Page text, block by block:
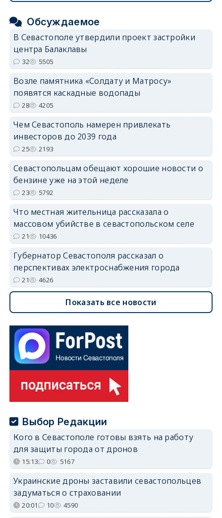
Обсуждаемое
В Севастополе утвердили проект застройки
центра Балаклавы
32 5505
Возле памятника «Солдату и Матросу»
появятся каскадные водопады
28 4205
Чем Севастополь намерен привлекать
инвесторов до 2039 года
25 2193
Севастопольцам обещают хорошие новости о
бензине уже на этой неделе
23 5792
Что местная жительница рассказала о
массовом убийстве в севастопольском селе
21 10436
Губернатор Севастополя рассказал о
перспективах электроснабжения города
21 4626
Показать все новости
Выбор Редакции
Кого в Севастополе готовы взять на работу
для защиты города от дронов
15:13 0 5167
Украинские дроны заставили севастопольцев
задуматься о страховании
20:01 10 4590